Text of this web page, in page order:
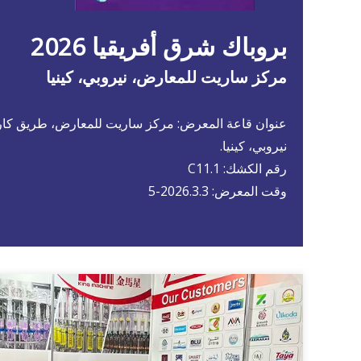
بروباك شرق أفريقيا 2026
مركز ساريت للمعارض، نيروبي، كينيا
عنوان قاعة المعرض: مركز ساريت للمعارض، طريق
نيروبي، كينيا.
رقم الكشك: C11.1
وقت المعرض: 2026.3.3-5